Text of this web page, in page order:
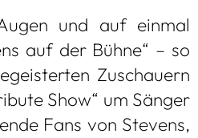
und auf ein­mal
auf der Bühne“ – so
Zuschau­ern
Show“ um Sän­ger
Fans von Ste­vens,